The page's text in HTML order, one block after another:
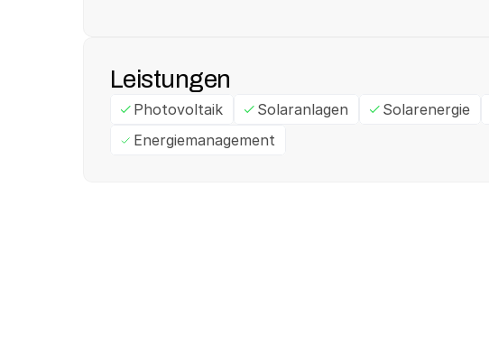
Leistungen
Photovoltaik Solaranlagen Solarenergie
Energiemanagement